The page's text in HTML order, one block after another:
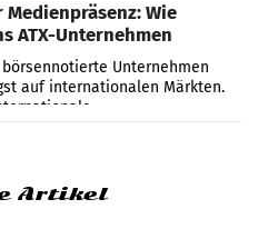
Wie
ATX-Unternehmen
wahrgenommenUnternehmen
auf internationalen Märkten.
untersucht die
Artikel